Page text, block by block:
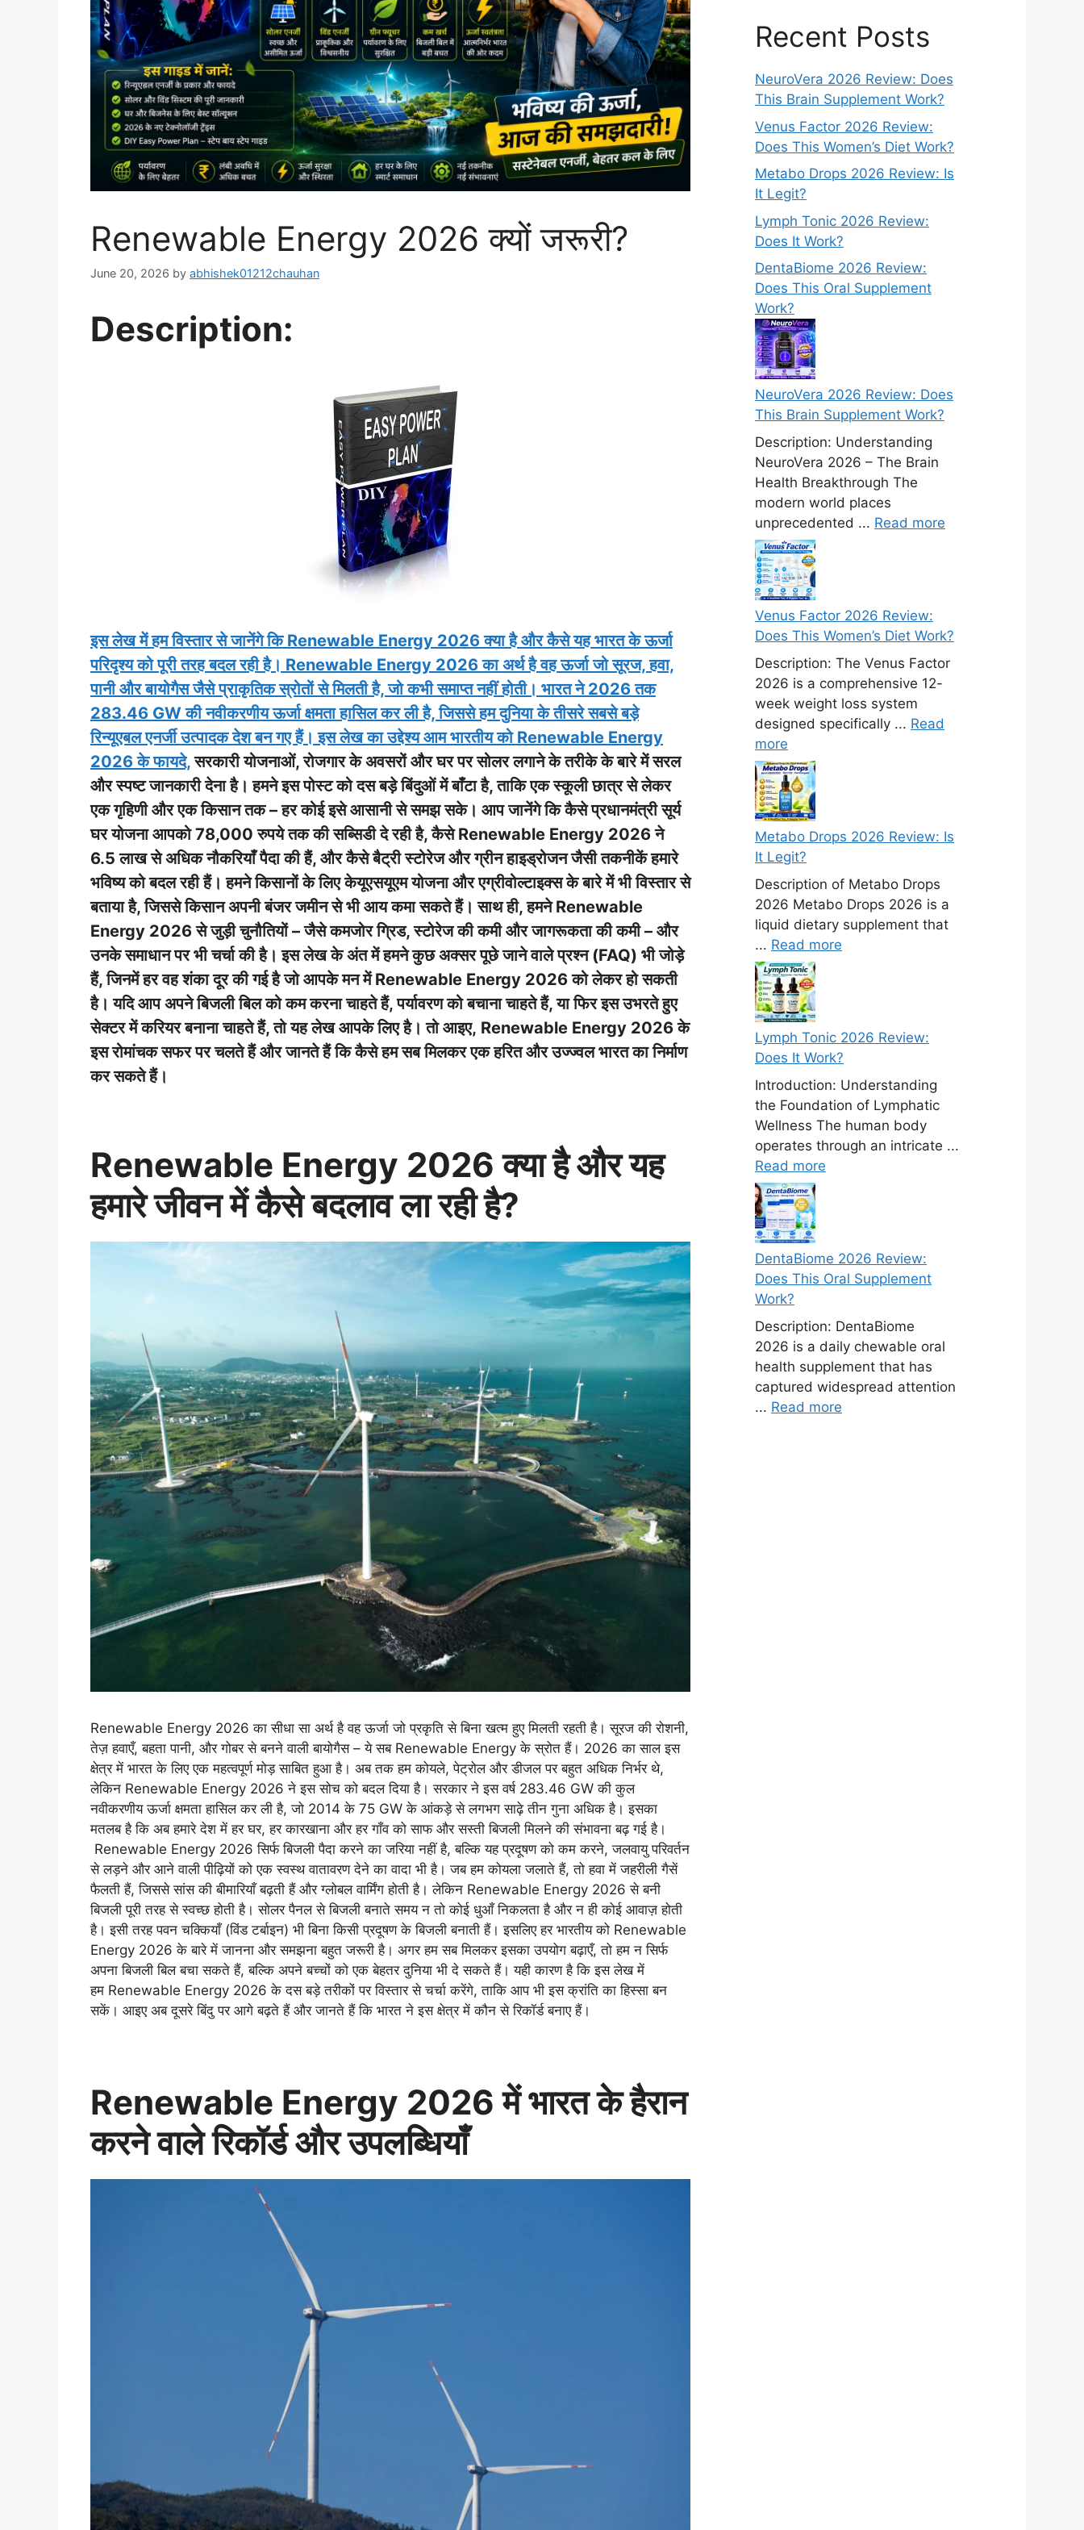
Renewable Energy 2026 क्यों जरूरी?
June 20, 2026 by abhishek01212chauhan
Description:
इस लेख में हम विस्तार से जानेंगे कि Renewable Energy 2026 क्या है और कैसे यह भारत के ऊर्जा
परिदृश्य को पूरी तरह बदल रही है। Renewable Energy 2026 का अर्थ है वह ऊर्जा जो सूरज, हवा,
पानी और बायोगैस जैसे प्राकृतिक स्रोतों से मिलती है, जो कभी समाप्त नहीं होती। भारत ने 2026 तक
283.46 GW की नवीकरणीय ऊर्जा क्षमता हासिल कर ली है, जिससे हम दुनिया के तीसरे सबसे बड़े
रिन्यूएबल एनर्जी उत्पादक देश बन गए हैं। इस लेख का उद्देश्य आम भारतीय को Renewable Energy
2026 के फायदे,सरकारी योजनाओं, रोजगार के अवसरों और घर पर सोलर लगाने के तरीके के बारे में सरल
और स्पष्ट जानकारी देना है। हमने इस पोस्ट को दस बड़े बिंदुओं में बाँटा है, ताकि एक स्कूली छात्र से लेकर
एक गृहिणी और एक किसान तक – हर कोई इसे आसानी से समझ सके। आप जानेंगे कि कैसे प्रधानमंत्री सूर्य
घर योजना आपको 78,000 रुपये तक की सब्सिडी दे रही है, कैसे Renewable Energy 2026 ने
6.5 लाख से अधिक नौकरियाँ पैदा की हैं, और कैसे बैट्री स्टोरेज और ग्रीन हाइड्रोजन जैसी तकनीकें हमारे
भविष्य को बदल रही हैं। हमने किसानों के लिए केयूएसयूएम योजना और एग्रीवोल्टाइक्स के बारे में भी विस्तार से
बताया है, जिससे किसान अपनी बंजर जमीन से भी आय कमा सकते हैं। साथ ही, हमने Renewable
Energy 2026 से जुड़ी चुनौतियों – जैसे कमजोर ग्रिड, स्टोरेज की कमी और जागरूकता की कमी – और
उनके समाधान पर भी चर्चा की है। इस लेख के अंत में हमने कुछ अक्सर पूछे जाने वाले प्रश्न (FAQ) भी जोड़े
हैं, जिनमें हर वह शंका दूर की गई है जो आपके मन में Renewable Energy 2026 को लेकर हो सकती
है। यदि आप अपने बिजली बिल को कम करना चाहते हैं, पर्यावरण को बचाना चाहते हैं, या फिर इस उभरते हुए
सेक्टर में करियर बनाना चाहते हैं, तो यह लेख आपके लिए है। तो आइए, Renewable Energy 2026 के
इस रोमांचक सफर पर चलते हैं और जानते हैं कि कैसे हम सब मिलकर एक हरित और उज्ज्वल भारत का निर्माण
कर सकते हैं।
Renewable Energy 2026 क्या है और यह
हमारे जीवन में कैसे बदलाव ला रही है?
Renewable Energy 2026 का सीधा सा अर्थ है वह ऊर्जा जो प्रकृति से बिना खत्म हुए मिलती रहती है। सूरज की रोशनी,
तेज़ हवाएँ, बहता पानी, और गोबर से बनने वाली बायोगैस – ये सब Renewable Energy के स्रोत हैं। 2026 का साल इस
क्षेत्र में भारत के लिए एक महत्वपूर्ण मोड़ साबित हुआ है। अब तक हम कोयले, पेट्रोल और डीजल पर बहुत अधिक निर्भर थे,
लेकिन Renewable Energy 2026 ने इस सोच को बदल दिया है। सरकार ने इस वर्ष 283.46 GW की कुल
नवीकरणीय ऊर्जा क्षमता हासिल कर ली है, जो 2014 के 75 GW के आंकड़े से लगभग साढ़े तीन गुना अधिक है। इसका
मतलब है कि अब हमारे देश में हर घर, हर कारखाना और हर गाँव को साफ और सस्ती बिजली मिलने की संभावना बढ़ गई है।
Renewable Energy 2026 सिर्फ बिजली पैदा करने का जरिया नहीं है, बल्कि यह प्रदूषण को कम करने, जलवायु परिवर्तन
से लड़ने और आने वाली पीढ़ियों को एक स्वस्थ वातावरण देने का वादा भी है। जब हम कोयला जलाते हैं, तो हवा में जहरीली गैसें
फैलती हैं, जिससे सांस की बीमारियाँ बढ़ती हैं और ग्लोबल वार्मिंग होती है। लेकिन Renewable Energy 2026 से बनी
बिजली पूरी तरह से स्वच्छ होती है। सोलर पैनल से बिजली बनाते समय न तो कोई धुआँ निकलता है और न ही कोई आवाज़ होती
है। इसी तरह पवन चक्कियाँ (विंड टर्बाइन) भी बिना किसी प्रदूषण के बिजली बनाती हैं। इसलिए हर भारतीय को Renewable
Energy 2026 के बारे में जानना और समझना बहुत जरूरी है। अगर हम सब मिलकर इसका उपयोग बढ़ाएँ, तो हम न सिर्फ
अपना बिजली बिल बचा सकते हैं, बल्कि अपने बच्चों को एक बेहतर दुनिया भी दे सकते हैं। यही कारण है कि इस लेख में
हम Renewable Energy 2026 के दस बड़े तरीकों पर विस्तार से चर्चा करेंगे, ताकि आप भी इस क्रांति का हिस्सा बन
सकें। आइए अब दूसरे बिंदु पर आगे बढ़ते हैं और जानते हैं कि भारत ने इस क्षेत्र में कौन से रिकॉर्ड बनाए हैं।
Renewable Energy 2026 में भारत के हैरान
करने वाले रिकॉर्ड और उपलब्धियाँ
Recent Posts
NeuroVera 2026 Review: Does
This Brain Supplement Work?
Venus Factor 2026 Review:
Does This Women’s Diet Work?
Metabo Drops 2026 Review: Is
It Legit?
Lymph Tonic 2026 Review:
Does It Work?
DentaBiome 2026 Review:
Does This Oral Supplement
Work?
NeuroVera 2026 Review: Does
This Brain Supplement Work?
Description: Understanding
NeuroVera 2026 – The Brain
Health Breakthrough The
modern world places
unprecedented ... Read more
Venus Factor 2026 Review:
Does This Women’s Diet Work?
Description: The Venus Factor
2026 is a comprehensive 12-
week weight loss system
designed specifically ... Read
more
Metabo Drops 2026 Review: Is
It Legit?
Description of Metabo Drops
2026 Metabo Drops 2026 is a
liquid dietary supplement that
... Read more
Lymph Tonic 2026 Review:
Does It Work?
Introduction: Understanding
the Foundation of Lymphatic
Wellness The human body
operates through an intricate ...
Read more
DentaBiome 2026 Review:
Does This Oral Supplement
Work?
Description: DentaBiome
2026 is a daily chewable oral
health supplement that has
captured widespread attention
... Read more